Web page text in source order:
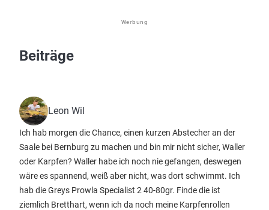
Werbung
Beiträge
Leon Wil
Ich hab morgen die Chance, einen kurzen Abstecher an der
Saale bei Bernburg zu machen und bin mir nicht sicher, Waller
oder Karpfen? Waller habe ich noch nie gefangen, deswegen
wäre es spannend, weiß aber nicht, was dort schwimmt. Ich
hab die Greys Prowla Specialist 2 40-80gr. Finde die ist
ziemlich Bretthart, wenn ich da noch meine Karpfenrollen